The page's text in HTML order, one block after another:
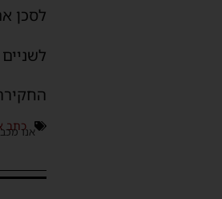
לסכן
כתבאנו